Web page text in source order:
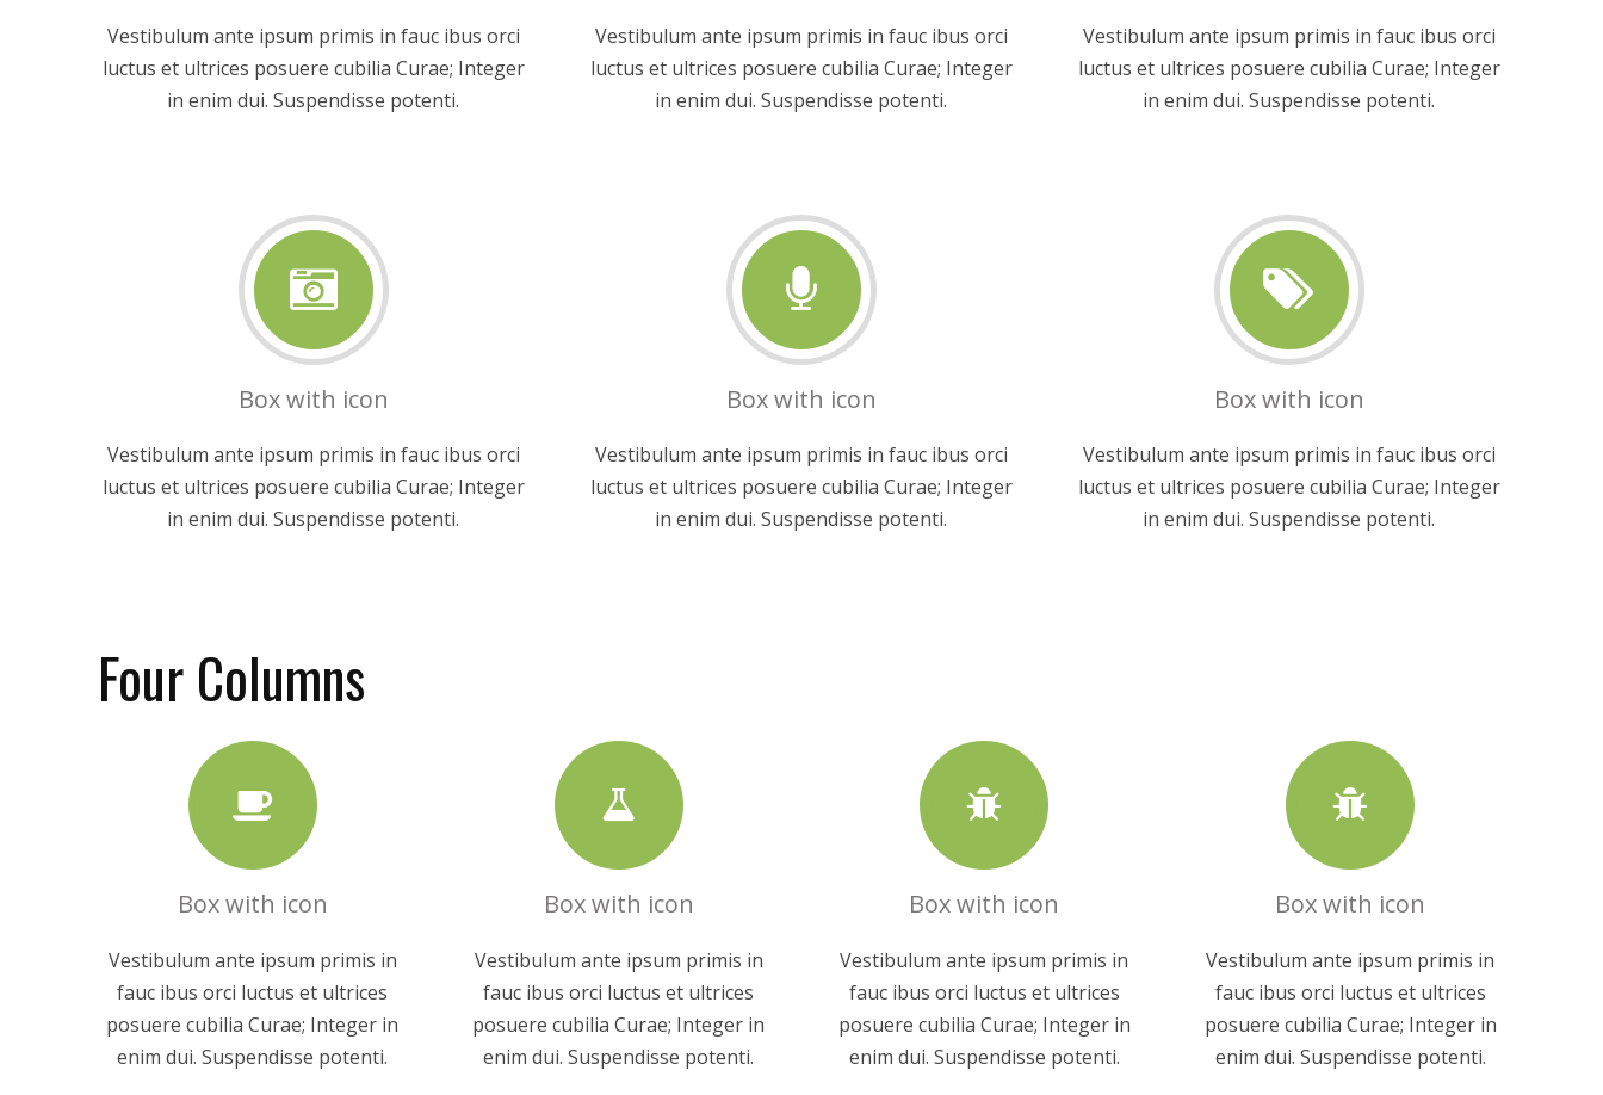
Vestibulum ante ipsum primis in fauc ibus orci
luctus et ultrices posuere cubilia Curae; Integer
in enim dui. Suspendisse potenti.
Vestibulum ante ipsum primis in fauc ibus orci
luctus et ultrices posuere cubilia Curae; Integer
in enim dui. Suspendisse potenti.
Vestibulum ante ipsum primis in fauc ibus orci
luctus et ultrices posuere cubilia Curae; Integer
in enim dui. Suspendisse potenti.
Box with icon
Vestibulum ante ipsum primis in fauc ibus orci
luctus et ultrices posuere cubilia Curae; Integer
in enim dui. Suspendisse potenti.
Box with icon
Vestibulum ante ipsum primis in fauc ibus orci
luctus et ultrices posuere cubilia Curae; Integer
in enim dui. Suspendisse potenti.
Box with icon
Vestibulum ante ipsum primis in fauc ibus orci
luctus et ultrices posuere cubilia Curae; Integer
in enim dui. Suspendisse potenti.
Four Columns
Box with icon
Vestibulum ante ipsum primis in
fauc ibus orci luctus et ultrices
posuere cubilia Curae; Integer in
enim dui. Suspendisse potenti.
Box with icon
Vestibulum ante ipsum primis in
fauc ibus orci luctus et ultrices
posuere cubilia Curae; Integer in
enim dui. Suspendisse potenti.
Box with icon
Vestibulum ante ipsum primis in
fauc ibus orci luctus et ultrices
posuere cubilia Curae; Integer in
enim dui. Suspendisse potenti.
Box with icon
Vestibulum ante ipsum primis in
fauc ibus orci luctus et ultrices
posuere cubilia Curae; Integer in
enim dui. Suspendisse potenti.